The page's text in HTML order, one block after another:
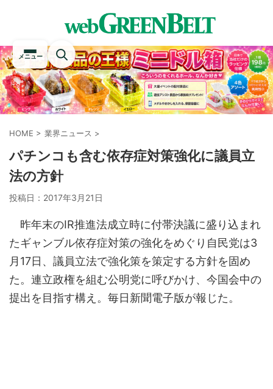
メニュー
HOME > 業界ニュース >
パチンコも含む依存症対策強化に議員立
法の方針
投稿日： 2017年3月21日
昨年末のIR推進法成立時に付帯決議に盛り込まれ
たギャンブル依存症対策の強化をめぐり自民党は3
月17日、議員立法で強化策を策定する方針を固め
た。連立政権を組む公明党に呼びかけ、今国会中の
提出を目指す構え。毎日新聞電子版が報じた。